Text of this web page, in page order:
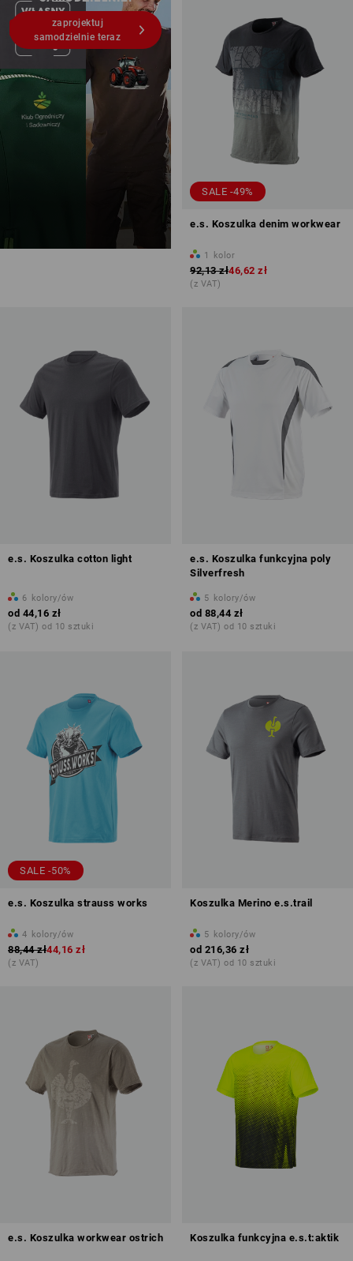
zaprojektuj
samodzielnie teraz
SALE -49%
e.s. Koszulka denim workwear
1 kolor
92,13 zł46,62 zł
(z VAT)
e.s. Koszulka cotton light
6 kolory/ów
od 44,16 zł
(z VAT) od 10 sztuki
e.s. Koszulka funkcyjna poly
Silverfresh
5 kolory/ów
od 88,44 zł
(z VAT) od 10 sztuki
SALE -50%
e.s. Koszulka strauss works
4 kolory/ów
88,44 zł44,16 zł
(z VAT)
Koszulka Merino e.s.trail
5 kolory/ów
od 216,36 zł
(z VAT) od 10 sztuki
e.s. Koszulka workwear ostrich Koszulka funkcyjna e.s.t:aktik